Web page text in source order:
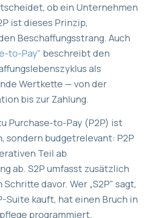
ob ein Unternehmen
ist dieses Prinzip,
Beschaffungsstrang. Auch
to-Pay" beschreibt den
als
Wertkette — von der
bis zur Zahlung.
Purchase-to-Pay (P2P) ist
sondern budgetrelevant: P2P
Teil ab
ab. S2P umfasst zusätzlich
davor. Wer „S2P" sagt,
Suite kauft, hat einen Bruch in
programmiert.